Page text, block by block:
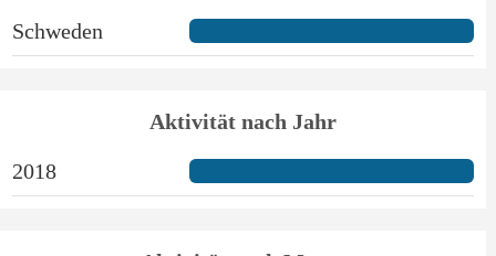
Schweden
Aktivität nach Jahr
2018